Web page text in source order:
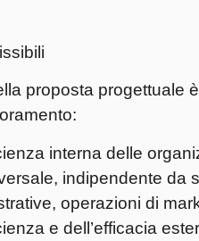
proposta progettuale
interna delle
indipendente da
operazioni di
e dell’efficacia